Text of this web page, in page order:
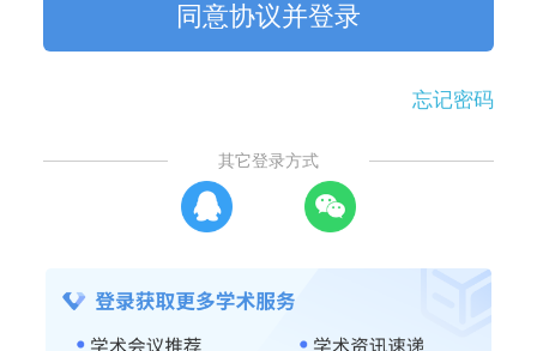
同意协议并登录
忘记密码
其它登录方式